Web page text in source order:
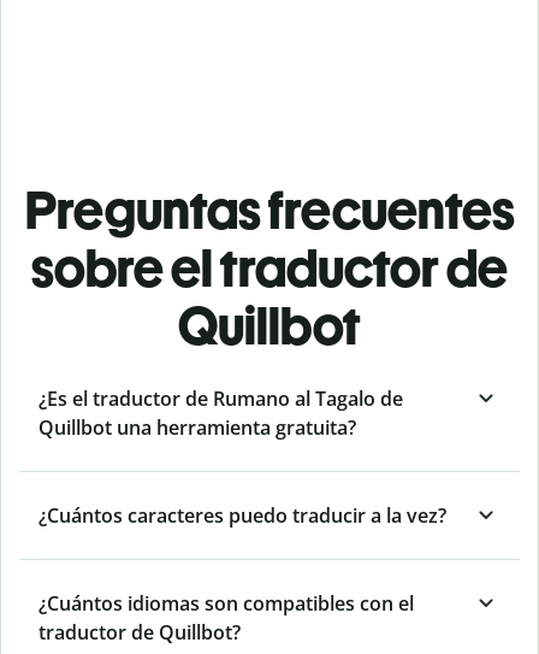
Preguntas frecuentes
sobre el traductor de
Quillbot
¿Es el traductor de Rumano al Tagalo de
Quillbot una herramienta gratuita?
¿Cuántos caracteres puedo traducir a la vez?
¿Cuántos idiomas son compatibles con el
traductor de Quillbot?